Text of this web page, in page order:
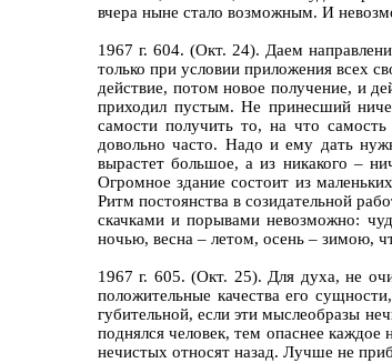
вчера ныне стало возможным. И
1967 г. 604. (Окт. 24). Даем
только при условии приложения всех
действие, потом новое получение, и
приходил пустым. Не принесший
самости получить то, на что
довольно часто. Надо и ему дать
вырастет большое, а из никакого –
Огромное здание состоит из
Ритм постоянства в созидательной
скачками и порывами невозможно:
ночью, весна – летом, осень – зимою,
1967 г. 605. (Окт. 25). Для духа, не
положительные качества его
губительной, если эти мыслеобразы
поднялся человек, тем опаснее
нечистых относят назад. Лучше не